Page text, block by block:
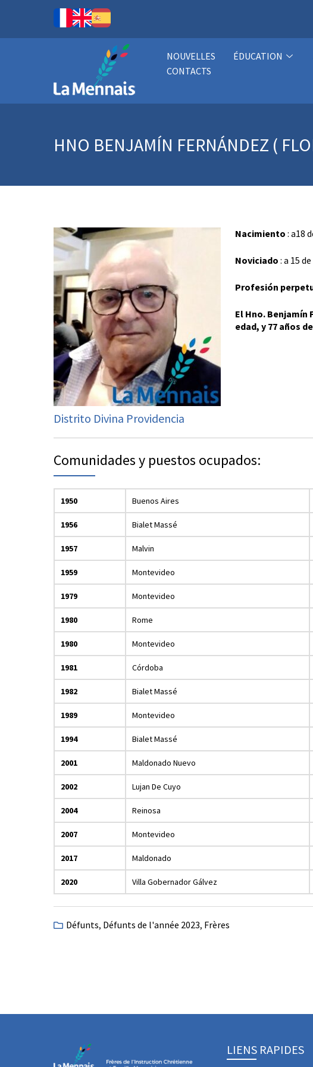
NOUVELLES ÉDUCATION
CONTACTS
HNO BENJAMÍN FERNÁNDEZ (
Nacimiento : a18
Noviciado : a 15
Profesión
El Hno. Benjamín
edad, y 77 años
Distrito Divina Providencia
Comunidades y puestos ocupados:
1950 Buenos Aires
1956 Bialet Massé
1957 Malvin
1959 Montevideo
1979 Montevideo
1980 Rome
1980 Montevideo
1981 Córdoba
1982 Bialet Massé
1989 Montevideo
1994 Bialet Massé
2001 Maldonado Nuevo
2002 Lujan De Cuyo
2004 Reinosa
2007 Montevideo
2017 Maldonado
2020 Villa Gobernador Gálvez
Défunts, Défunts de l'année 2023, Frères
LIENS RAPIDES